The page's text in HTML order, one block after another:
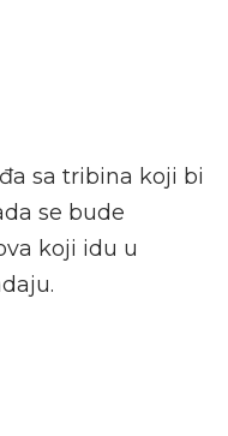
sa tribina koji bi
se bude
koji idu u